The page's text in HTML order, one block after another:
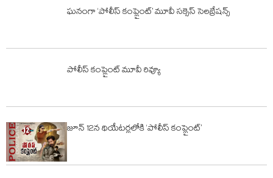
ఘనంగా ‘పోలీస్ కంప్లైంట్’ మూవీ సక్సెస్ సెలబ్రేషన్స్
పోలీస్ కంప్లైంట్ మూవీ రివ్యూ
జూన్ 12న థియేటర్లలోకి ‘పోలీస్ కంప్లైంట్’